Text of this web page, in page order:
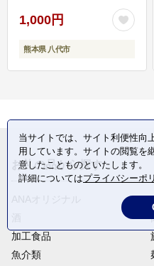
1,000円
熊本県 八代市
お礼の品から探す
加工食品
魚介類
当サイトでは、サイト利便性向
用しています。サイトの閲覧を
意したことものといたします。
詳細についてはプライバシーポ